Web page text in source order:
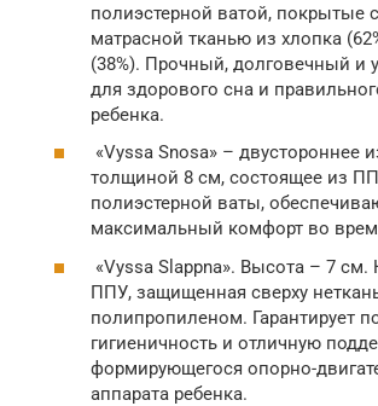
полиэстерной ватой, покрытые
матрасной тканью из хлопка
(38%). Прочный, долговечный и
для здорового сна и
ребенка.
«Vyssa Snosa» – двустороннее
толщиной 8 см, состоящее из
полиэстерной ваты,
максимальный комфорт во
«Vyssa Slappna». Высота – 7 см.
ППУ, защищенная сверху
полипропиленом. Гарантирует
гигиеничность и отличную
формирующегося опорно-
аппарата ребенка.